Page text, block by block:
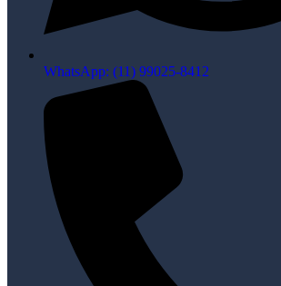
WhatsApp: (11) 99025-8412